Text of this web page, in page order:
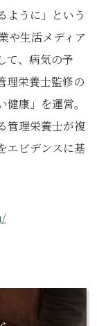
ように」という
や生活メディア
て、病気の予
理栄養士監修の
康」を運営。
管理栄養士が複
エビデンスに基